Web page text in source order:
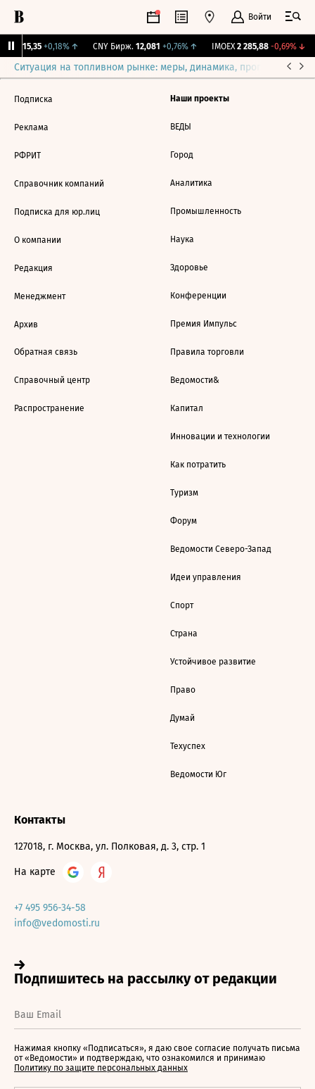
Войти
115,35 +0,18%↑ CNY Бирж. 12,081 +0,76%↑ IMOEX 2 285,88 -0,69%↓
Ситуация на топливном рынке: меры, динамика, прогнозы
Подписка
Реклама
РФРИТ
Справочник компаний
Подписка для юр.лиц
О компании
Редакция
Менеджмент
Архив
Обратная связь
Справочный центр
Распространение
Наши проекты
ВЕДЫ
Город
Аналитика
Промышленность
Наука
Здоровье
Конференции
Премия Импульс
Правила торговли
Ведомости&
Капитал
Инновации и технологии
Как потратить
Туризм
Форум
Ведомости Северо-Запад
Идеи управления
Спорт
Страна
Устойчивое развитие
Право
Думай
Техуспех
Ведомости Юг
Контакты
127018, г. Москва, ул. Полковая, д. 3, стр. 1
На карте
+7 495 956-34-58
info@vedomosti.ru
Нажимая кнопку «Подписаться», я даю свое согласие получать письма
от «Ведомости» и подтверждаю, что ознакомился и принимаю
Политику по защите персональных данных